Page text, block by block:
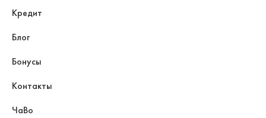
Кредит
Блог
Бонусы
Контакты
ЧаВо